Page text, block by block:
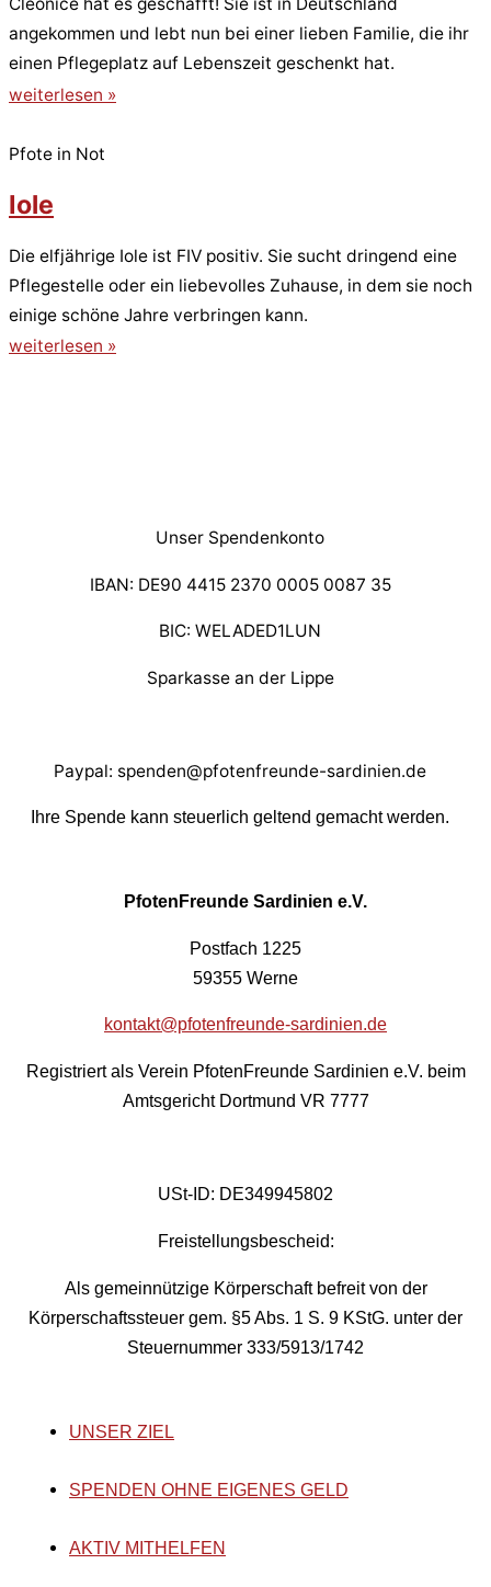
Cleonice hat es geschafft! Sie ist in Deutschland
angekommen und lebt nun bei einer lieben Familie, die ihr
einen Pflegeplatz auf Lebenszeit geschenkt hat.
weiterlesen »
Pfote in Not
Iole
Die elfjährige Iole ist FIV positiv. Sie sucht dringend eine
Pflegestelle oder ein liebevolles Zuhause, in dem sie noch
einige schöne Jahre verbringen kann.
weiterlesen »
Unser Spendenkonto
IBAN: DE90 4415 2370 0005 0087 35
BIC: WELADED1LUN
Sparkasse an der Lippe
Paypal: spenden@pfotenfreunde-sardinien.de
Ihre Spende kann steuerlich geltend gemacht werden.
PfotenFreunde Sardinien e.V.
Postfach 1225
59355 Werne
kontakt@pfotenfreunde-sardinien.de
Registriert als Verein PfotenFreunde Sardinien e.V. beim
Amtsgericht Dortmund VR 7777
USt-ID: DE349945802
Freistellungsbescheid:
Als gemeinnützige Körperschaft befreit von der
Körperschaftssteuer gem. §5 Abs. 1 S. 9 KStG. unter der
Steuernummer 333/5913/1742
UNSER ZIEL
SPENDEN OHNE EIGENES GELD
AKTIV MITHELFEN